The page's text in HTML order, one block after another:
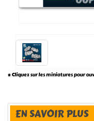
* Cliquez sur les miniatures pour
EN SAVOIR PLUS